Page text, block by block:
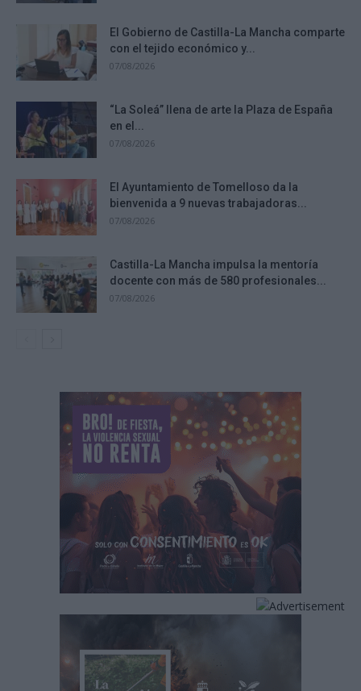
El Gobierno de Castilla-La Mancha comparte
con el tejido económico y...
07/08/2026
“La Soleá” llena de arte la Plaza de España
en el...
07/08/2026
El Ayuntamiento de Tomelloso da la
bienvenida a 9 nuevas trabajadoras...
07/08/2026
Castilla-La Mancha impulsa la mentoría
docente con más de 580 profesionales...
07/08/2026